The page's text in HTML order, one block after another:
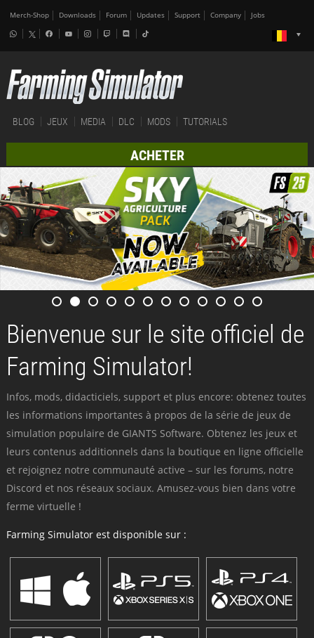
Merch-Shop Downloads Forum Updates Support Company Jobs
BLOG JEUX MEDIA DLC MODS TUTORIALS
ACHETER
Bienvenue sur le site officiel de
Farming Simulator!
Infos, mods, didacticiels, support et plus encore: obtenez toutes
les informations importantes à propos de la série de jeux de
simulation populaire de GIANTS Software. Obtenez les jeux et
leurs contenus additionnels dans la boutique en ligne officielle
et rejoignez notre communauté active – sur les forums, notre
Discord et nos réseaux sociaux. Amusez-vous bien dans votre
ferme virtuelle !
Farming Simulator est disponible sur :